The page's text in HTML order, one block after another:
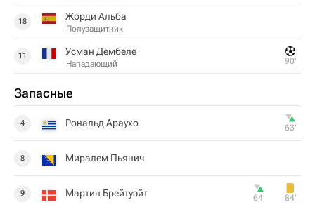
18 Жорди Альба
Полузащитник
11 Усман Дембеле
Нападающий 90‎’‎
Запасные
4 Рональд Араухо 63‎’‎
8 Миралем Пьянич
9 Мартин Брейтуэйт 64‎’‎ 84‎’‎